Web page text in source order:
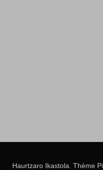
Haurtzaro Ikastola. Thème